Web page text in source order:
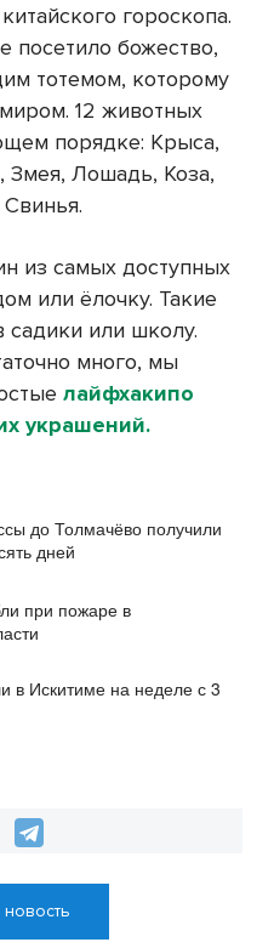
гороскопа.
посетило божество,
тотемом, которому
12 животных
порядке: Крыса,
Змея, Лошадь, Коза,
из самых доступных
или ёлочку. Такие
или школу.
много, мы
лайфхакипо
украшений.
до Толмачёво получили
дней
при пожаре в
в Искитиме на неделе с 3